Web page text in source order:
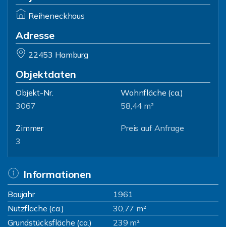
Reiheneckhaus
Adresse
22453 Hamburg
Objektdaten
Objekt-Nr.
3067
Wohnfläche (ca.)
58,44 m²
Zimmer
3
Preis auf Anfrage
Informationen
Baujahr
1961
Nutzfläche (ca.)
30,77 m²
Grundstücksfläche (ca.)
239 m²